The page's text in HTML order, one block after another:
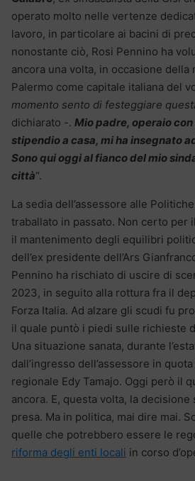
operato molto nelle vertenze
lavoro, in particolare ai bacini di
nonostante ciò, Rosi Pennino ha
ancora una volta, in occasione della
Palermo come capitale italiana del
momento sento di festeggiare
dichiarato -. Mio padre, operaio
stipendio a casa, mi ha insegnato
Sono qui oggi al fianco del mio
città“.
La sedia dell’assessore alle
traballato in passato. Non certo per
il mantenimento degli equilibri
dell’ex presidente dell’Ars
Pennino ha rischiato di uscire di
2023, in seguito alla rottura fra il
Forza Italia. Ad alzare gli scudi fu
il quale puntò i piedi sulle richieste
Una situazione sanata, durante
dall’ingresso dell’assessore in
regionale Edy Tamajo. Oggi però il
ancora. E, questa volta, la
presa. Ma in politica, mai dire mai.
quelle che potrebbero essere le
riforma degli enti locali in corso